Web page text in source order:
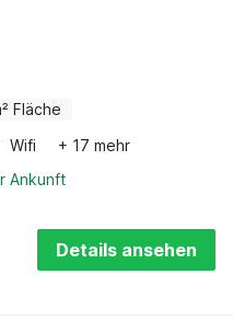
Fläche
Wifi
+ 17 mehr
Ankunft
Details ansehen